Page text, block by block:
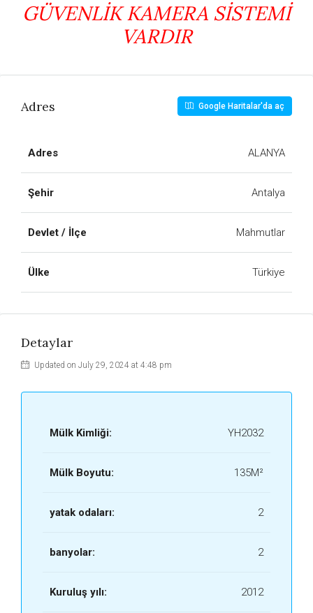
GÜVENLİK KAMERA SİSTEMİ
VARDIR
Adres Google Haritalar'da aç
Adres ALANYA
Şehir Antalya
Devlet / İlçe Mahmutlar
Ülke Türkiye
Detaylar
Updated on July 29, 2024 at 4:48 pm
Mülk Kimliği: YH2032
Mülk Boyutu: 135M²
yatak odaları: 2
banyolar: 2
Kuruluş yılı: 2012